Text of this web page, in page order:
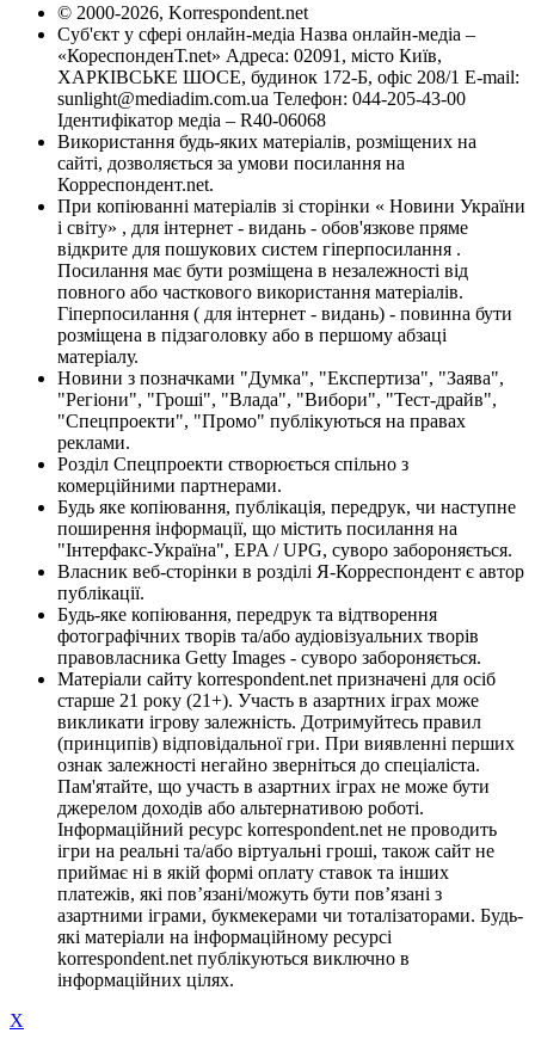
© 2000-2026, Korrespondent.net
Суб'єкт у сфері онлайн-медіа Назва онлайн-медіа –
«КореспонденТ.net» Адреса: 02091, місто Київ,
ХАРКІВСЬКЕ ШОСЕ, будинок 172-Б, офіс 208/1 E-mail:
sunlight@mediadim.com.ua Телефон: 044-205-43-00
Ідентифікатор медіа – R40-06068
Використання будь-яких матеріалів, розміщених на
сайті, дозволяється за умови посилання на
Корреспондент.net.
При копіюванні матеріалів зі сторінки « Новини України
і світу» , для інтернет - видань - обов'язкове пряме
відкрите для пошукових систем гіперпосилання .
Посилання має бути розміщена в незалежності від
повного або часткового використання матеріалів.
Гіперпосилання ( для інтернет - видань) - повинна бути
розміщена в підзаголовку або в першому абзаці
матеріалу.
Новини з позначками "Думка", "Експертиза", "Заява",
"Регіони", "Гроші", "Влада", "Вибори", "Тест-драйв",
"Спецпроекти", "Промо" публікуються на правах
реклами.
Розділ Спецпроекти створюється спільно з
комерційними партнерами.
Будь яке копіювання, публікація, передрук, чи наступне
поширення інформації, що містить посилання на
"Інтерфакс-Україна", EPA / UPG, суворо забороняється.
Власник веб-сторінки в розділі Я-Корреспондент є автор
публікації.
Будь-яке копіювання, передрук та відтворення
фотографічних творів та/або аудіовізуальних творів
правовласника Getty Images - суворо забороняється.
Матеріали сайту korrespondent.net призначені для осіб
старше 21 року (21+). Участь в азартних іграх може
викликати ігрову залежність. Дотримуйтесь правил
(принципів) відповідальної гри. При виявленні перших
ознак залежності негайно зверніться до спеціаліста.
Пам'ятайте, що участь в азартних іграх не може бути
джерелом доходів або альтернативою роботі.
Інформаційний ресурс korrespondent.net не проводить
ігри на реальні та/або віртуальні гроші, також сайт не
приймає ні в якій формі оплату ставок та інших
платежів, які пов’язані/можуть бути пов’язані з
азартними іграми, букмекерами чи тоталізаторами. Будь-
які матеріали на інформаційному ресурсі
korrespondent.net публікуються виключно в
інформаційних цілях.
X